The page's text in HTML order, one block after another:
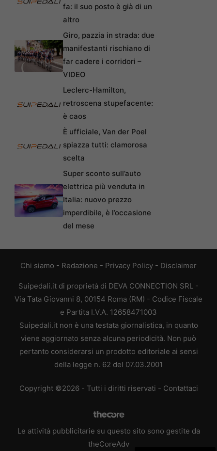
fa: il suo posto è già di un
altro
Giro, pazzia in strada: due
manifestanti rischiano di
far cadere i corridori –
VIDEO
Leclerc-Hamilton,
retroscena stupefacente:
è caos
È ufficiale, Van der Poel
spiazza tutti: clamorosa
scelta
Super sconto sull’auto
elettrica più venduta in
Italia: nuovo prezzo
imperdibile, è l’occasione
del mese
Chi siamo - Redazione - Privacy Policy - Disclaimer
Suipedali.it di proprietà di DEVA CONNECTION SRL -
Via Tata Giovanni 8, 00154 Roma (RM) - Codice Fiscale
e Partita I.V.A. 12658471003
Suipedali.it non è una testata giornalistica, in quanto
viene aggiornato senza alcuna periodicità. Non può
pertanto considerarsi un prodotto editoriale ai sensi
della legge n. 62 del 07.03.2001
Copyright ©2026 - Tutti i diritti riservati - Contattaci
Le attività pubblicitarie su questo sito sono gestite da
theCoreAdv